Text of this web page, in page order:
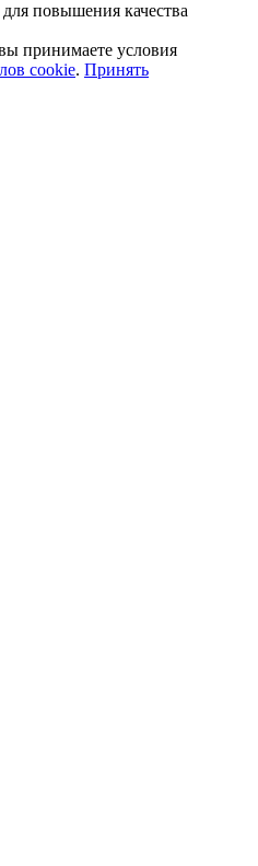
повышения качества
принимаете условия
cookie. Принять